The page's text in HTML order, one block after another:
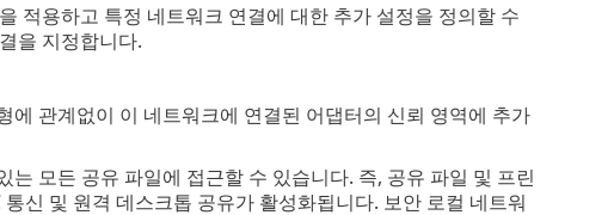
을 적용하고 특정 네트워크 연결에 대한 추가 설정을 정의할 수
을 지정합니다.
관계없이 이 네트워크에 연결된 어댑터의 신뢰 영역에 추가
모든 공유 파일에 접근할 수 있습니다. 즉, 공유 파일 및 프린
신 및 원격 데스크톱 공유가 활성화됩니다. 보안 로컬 네트워